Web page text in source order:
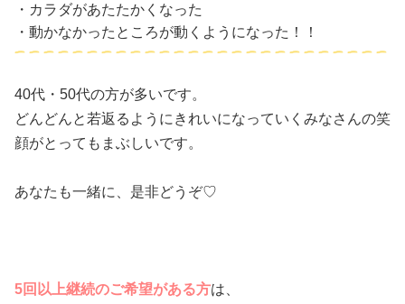
・カラダがあたたかくなった
・動かなかったところが動くようになった！！
40代・50代の方が多いです。
どんどんと若返るようにきれいになっていくみなさんの笑
顔がとってもまぶしいです。
あなたも一緒に、是非どうぞ♡
5回以上継続のご希望がある方は、